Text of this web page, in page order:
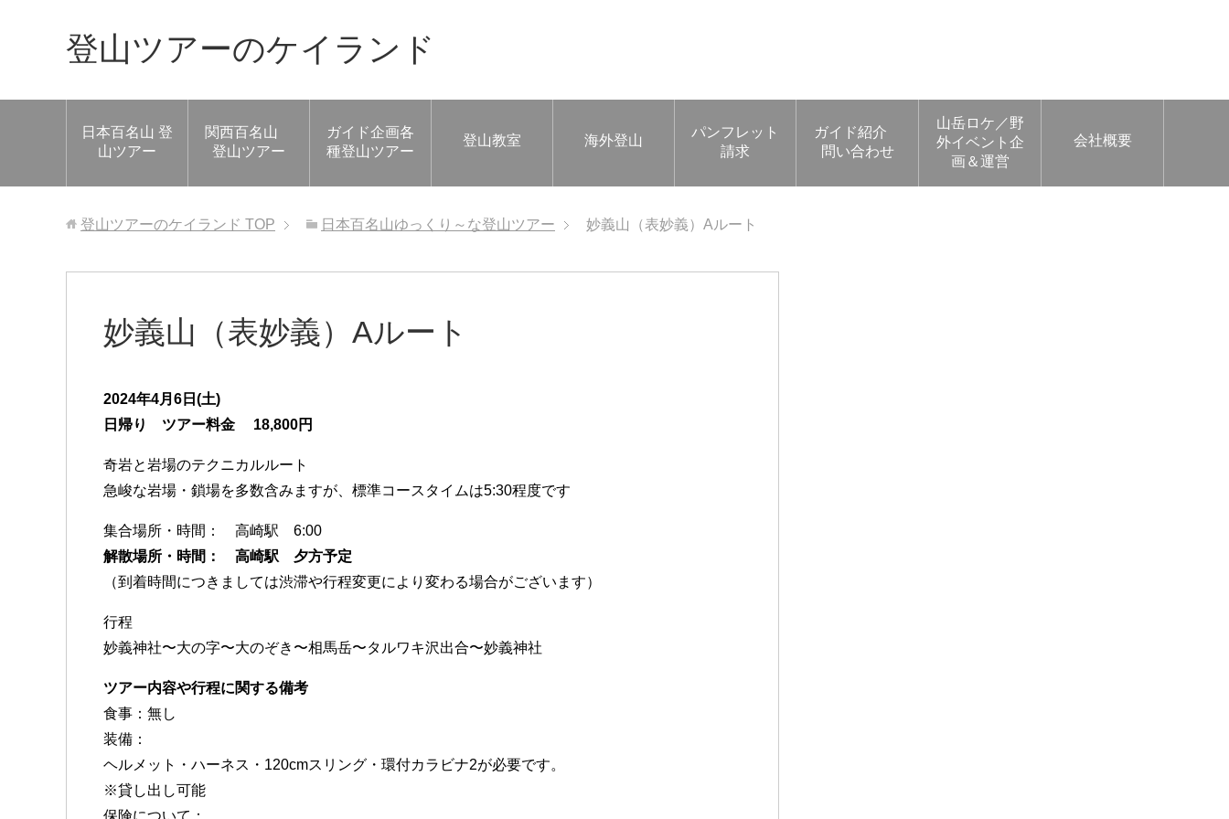
登山ツアーのケイランド
日本百名山 登
山ツアー
関西百名山
登山ツアー
ガイド企画各
種登山ツアー
登山教室 海外登山
パンフレット
請求
ガイド紹介
問い合わせ
山岳ロケ／野
外イベント企
画＆運営
会社概要
登山ツアーのケイランド TOP 日本百名山ゆっくり～な登山ツアー 妙義山（表妙義）Aルート
妙義山（表妙義）Aルート
2024年4月6日(土)
日帰り ツアー料金 18,800円
奇岩と岩場のテクニカルルート
急峻な岩場・鎖場を多数含みますが、標準コースタイムは5:30程度です
集合場所・時間： 高崎駅 6:00
解散場所・時間： 高崎駅 夕方予定
（到着時間につきましては渋滞や行程変更により変わる場合がございます）
行程
妙義神社〜大の字〜大のぞき〜相馬岳〜タルワキ沢出合〜妙義神社
ツアー内容や行程に関する備考
食事：無し
装備：
ヘルメット・ハーネス・120cmスリング・環付カラビナ2が必要です。
※貸し出し可能
保険について：